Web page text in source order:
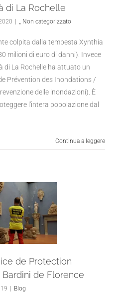
di La Rochelle
| Non categorizzato
colpita dalla tempesta Xynthia
milioni di euro di danni). Invece
di La Rochelle ha attuato un
Prévention des Inondations /
delle inondazioni). È
l'intera popolazione dal
Continua a leggere
du Musée Bardini de
Florence
de Protection
de Florence
| Blog